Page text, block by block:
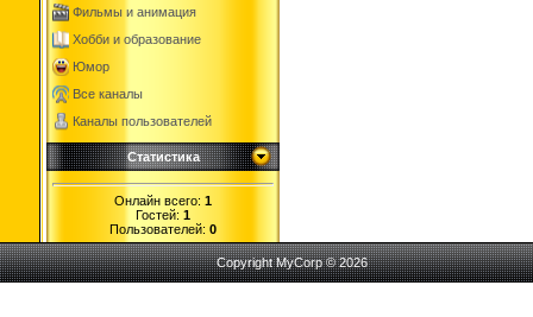
Фильмы и анимация
Хобби и образование
Юмор
Все каналы
Каналы пользователей
Статистика
Онлайн всего: 1
Гостей: 1
Пользователей: 0
Copyright MyCorp © 2026